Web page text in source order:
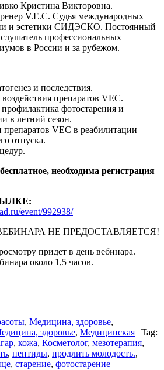
Кристина Викторовна.
V.E.C. Судья международных
и эстетики СИДЭСКО. Постоянный
профессиональных
в России и за рубежом.
и последствия.
препаратов VEC.
фотостарения и
в летний сезон.
VEC в реабилитации
отпуска.
необходима регистрация
event/992938/
НЕ ПРЕДОСТАВЛЯЕТСЯ!
придет в день вебинара.
около 1,5 часов.
, Медицина, здоровье,
здоровье, Медицинская | Tag:
, кожа, Косметолог, мезотерапия,
, пептиды, продлить молодость.,
, старение, фотостарение